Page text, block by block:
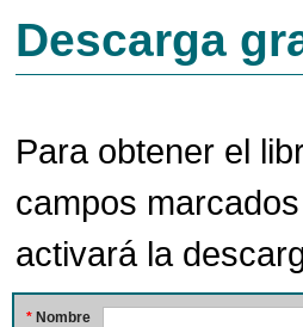
Descarga
Para obtener el
campos
activará la
* Nombre